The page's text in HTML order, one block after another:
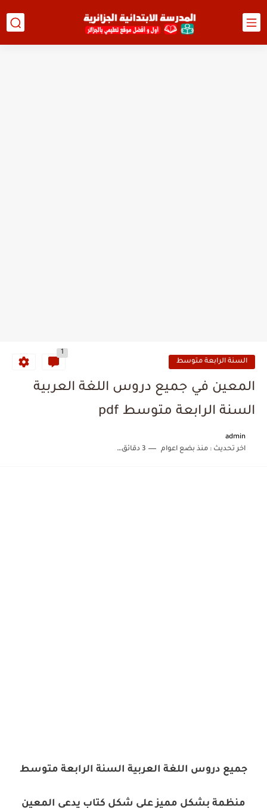
السنة الرابعة متوسط
1
المعين في جميع دروس اللغة العربية
السنة الرابعة متوسط pdf
admin
اخر تحديث :منذ بضع اعوام 3 دقائق للقراءة
جميع دروس اللغة العربية السنة الرابعة متوسط
منظمة بشكل مميز على شكل كتاب يدعى المعين